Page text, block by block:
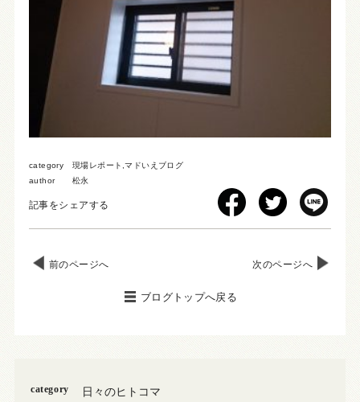
category 現場レポート ,マドいえブログ
author
松永
記事をシェアする
前のページへ 次のページへ
ブログトップへ戻る
category
日々のヒトコマ